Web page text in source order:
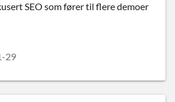
SEO som fører til flere demoer
29